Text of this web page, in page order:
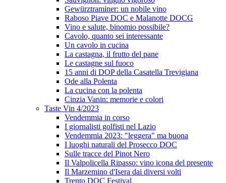
Gewürztraminer: un nobile vino
Raboso Piave DOC e Malanotte DOCG
Vino e salute, binomio possibile?
Cavolo, quanto sei interessante
Un cavolo in cucina
La castagna, il frutto del pane
Le castagne sul fuoco
15 anni di DOP della Casatella Trevigiana
Ode alla Polenta
La cucina con la polenta
Cinzia Vanin: memorie e colori
Taste Vin 4/2023
Vendemmia in corso
I giornalisti golfisti nel Lazio
Vendemmia 2023: "leggera" ma buona
I luoghi naturali del Prosecco DOC
Sulle tracce del Pinot Nero
Il Valpolicella Ripasso: vino icona del presente
Il Marzemino d'Isera dai diversi volti
Trento DOC Festival